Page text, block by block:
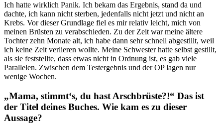
Ich hatte wirklich Panik. Ich bekam das Ergebnis, stand da und
dachte, ich kann nicht sterben, jedenfalls nicht jetzt und nicht an
Krebs. Vor dieser Grundlage fiel es mir relativ leicht, mich von
meinen Brüsten zu verabschieden. Zu der Zeit war meine ältere
Tochter zehn Monate alt, ich habe dann sehr schnell abgestillt, weil
ich keine Zeit verlieren wollte. Meine Schwester hatte selbst gestillt,
als sie feststellte, dass etwas nicht in Ordnung ist, es gab viele
Parallelen. Zwischen dem Testergebnis und der OP lagen nur
wenige Wochen.
„Mama, stimmt‘s, du hast Arschbrüste?!“ Das ist
der Titel deines Buches. Wie kam es zu dieser
Aussage?